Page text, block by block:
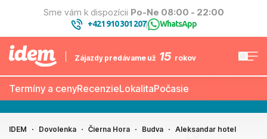
Sme vám k dispozícii Po-Ne 08:00 - 22:00
+421 910 301 207| WhatsApp
Zájazdy predávame už 15 rokov
Termíny a cenyRecenzieLokalitaPočasie
IDEM Dovolenka Čierna Hora Budva Aleksandar hotel